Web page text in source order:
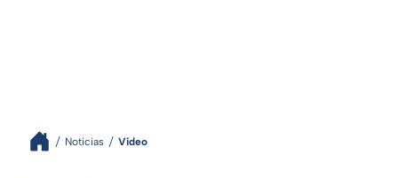
Noticias Video